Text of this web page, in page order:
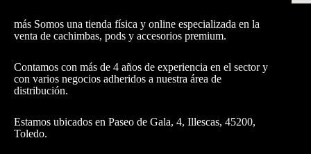
más Somos una tienda física y online especializada en la
venta de cachimbas, pods y accesorios premium.
Contamos con más de 4 años de experiencia en el sector y
con varios negocios adheridos a nuestra área de
distribución.
Estamos ubicados en Paseo de Gala, 4, Illescas, 45200,
Toledo.